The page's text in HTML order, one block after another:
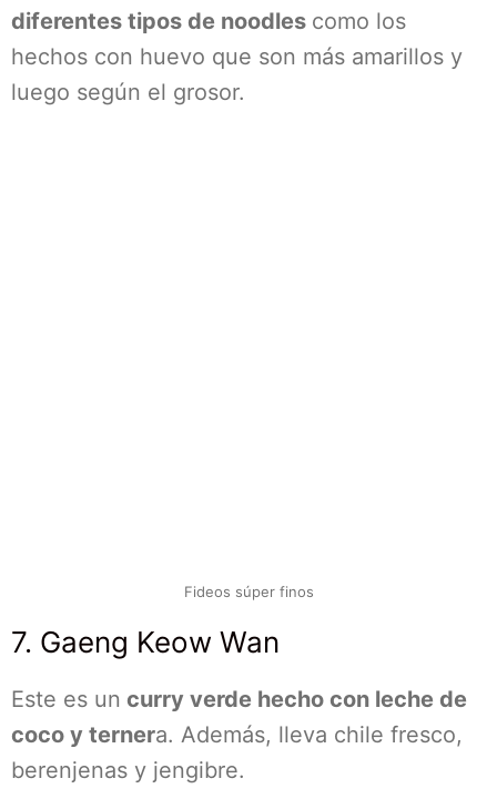
diferentes tipos de noodles como los
hechos con huevo que son más amarillos y
luego según el grosor.
Fideos súper finos
7. Gaeng Keow Wan
Este es un curry verde hecho con leche de
coco y ternera. Además, lleva chile fresco,
berenjenas y jengibre.